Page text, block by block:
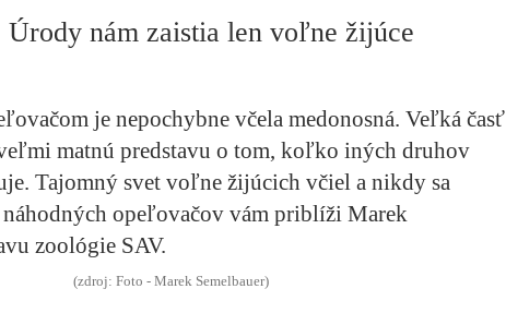
Úrody nám zaistia len voľne žijúce
je nepochybne včela medonosná. Veľká časť
matnú predstavu o tom, koľko iných druhov
Tajomný svet voľne žijúcich včiel a nikdy sa
náhodných opeľovačov vám priblíži Marek
zoológie SAV.
(zdroj: Foto - Marek Semelbauer)